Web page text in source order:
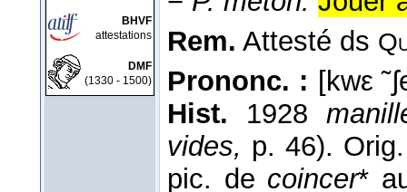
BHVF
attestations
DMF
(1330 - 1500)
Rem. Attesté ds
Prononc. : [kwε
Hist. 1928
vides, p. 46).
pic. de coincer*